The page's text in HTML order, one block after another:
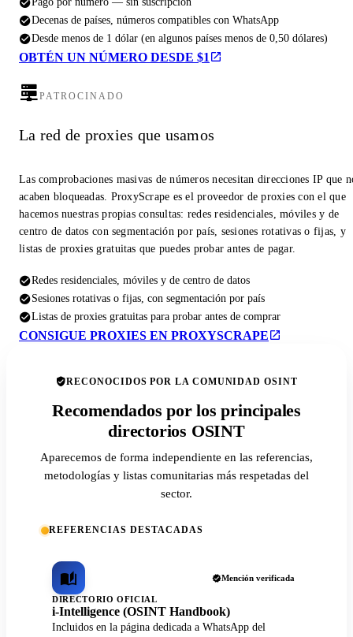
Decenas de países, números compatibles con WhatsApp
Desde menos de 1 dólar (en algunos países menos de 0,50 dólares)
OBTÉN UN NÚMERO DESDE $1
PATROCINADO
La red de proxies que usamos
Las comprobaciones masivas de números necesitan direcciones IP que
acaben bloqueadas. ProxyScrape es el proveedor de proxies con el que
hacemos nuestras propias consultas: redes residenciales, móviles y de
centro de datos con segmentación por país, sesiones rotativas o fijas, y
listas de proxies gratuitas que puedes probar antes de pagar.
Redes residenciales, móviles y de centro de datos
Sesiones rotativas o fijas, con segmentación por país
Listas de proxies gratuitas para probar antes de comprar
CONSIGUE PROXIES EN PROXYSCRAPE
RECONOCIDOS POR LA COMUNIDAD OSINT
Recomendados por los principales
directorios OSINT
Aparecemos de forma independiente en las referencias,
metodologías y listas comunitarias más respetadas del
sector.
REFERENCIAS DESTACADAS
Mención verificada
DIRECTORIO OFICIAL
i-Intelligence (OSINT Handbook)
Incluidos en la página dedicada a WhatsApp del